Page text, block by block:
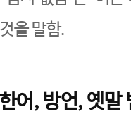
을 말함.
어, 방언, 옛말